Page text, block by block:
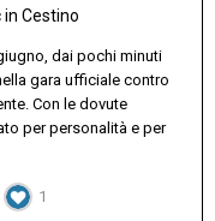
in Cestino
dai pochi minuti
gara ufficiale contro
Con le dovute
per personalità e per
1